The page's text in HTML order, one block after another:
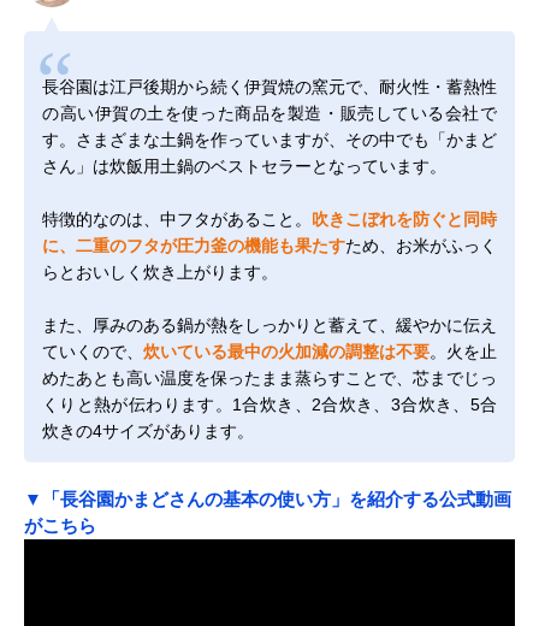
長谷園は江戸後期から続く伊賀焼の窯元で、耐火性・蓄熱性
の高い伊賀の土を使った商品を製造・販売している会社で
す。さまざまな土鍋を作っていますが、その中でも「かまど
さん」は炊飯用土鍋のベストセラーとなっています。
特徴的なのは、中フタがあること。 吹きこぼれを防ぐと同時
に、二重のフタが圧力釜の機能も果たすため、お米がふっく
らとおいしく炊き上がります。
また、厚みのある鍋が熱をしっかりと蓄えて、緩やかに伝え
ていくので、 炊いている最中の火加減の調整は不要。火を止
めたあとも高い温度を保ったまま蒸らすことで、芯までじっ
くりと熱が伝わります。1合炊き、2合炊き、3合炊き、5合
炊きの4サイズがあります。
▼「長谷園かまどさんの基本の使い方」を紹介する公式動画
がこちら